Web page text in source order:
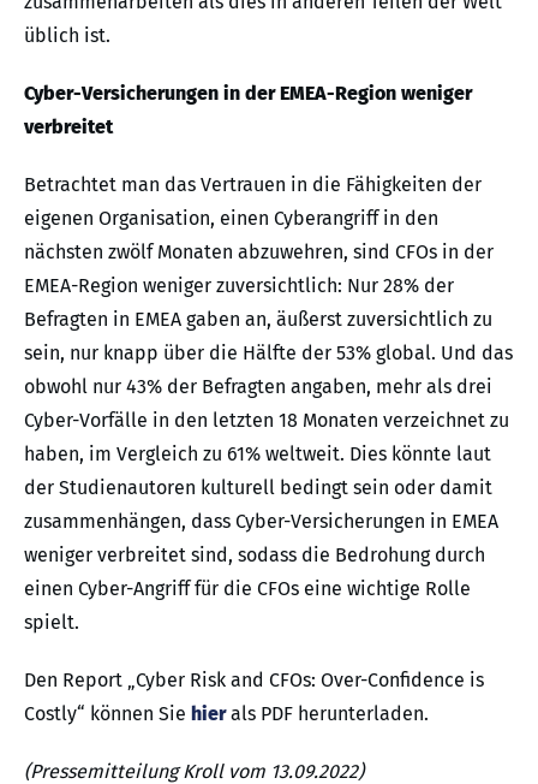
üblich ist.
Cyber-Versicherungen in der EMEA-Region weniger
verbreitet
Betrachtet man das Vertrauen in die Fähigkeiten der
eigenen Organisation, einen Cyberangriff in den
nächsten zwölf Monaten abzuwehren, sind CFOs in der
EMEA-Region weniger zuversichtlich: Nur 28% der
Befragten in EMEA gaben an, äußerst zuversichtlich zu
sein, nur knapp über die Hälfte der 53% global. Und das
obwohl nur 43% der Befragten angaben, mehr als drei
Cyber-Vorfälle in den letzten 18 Monaten verzeichnet zu
haben, im Vergleich zu 61% weltweit. Dies könnte laut
der Studienautoren kulturell bedingt sein oder damit
zusammenhängen, dass Cyber-Versicherungen in EMEA
weniger verbreitet sind, sodass die Bedrohung durch
einen Cyber-Angriff für die CFOs eine wichtige Rolle
spielt.
Den Report „Cyber Risk and CFOs: Over-Confidence is
Costly“ können Sie hierals PDF herunterladen.
(Pressemitteilung Kroll vom 13.09.2022)